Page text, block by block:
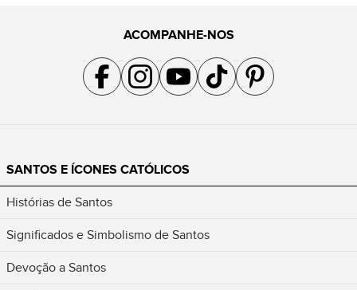
ACOMPANHE-NOS
Acompanhe a gente no Facebook
Acompanhe a gente no Instagram
Acompanhe a gente no YouTube
Acompanhe a gente no TikTok
Acompanhe a gente no
SANTOS E ÍCONES CATÓLICOS
Histórias de Santos
Significados e Simbolismo de Santos
Devoção a Santos